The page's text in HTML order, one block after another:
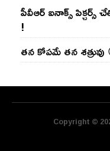
పీవీఆర్ ఐనాక్స్ పిక్చర్స్
!
తన కోపమే తన
Copyright ©